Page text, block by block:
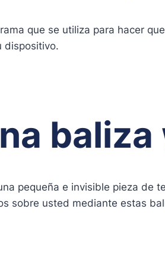
que se utiliza para hacer
dispositivo.
baliza
pequeña e invisible pieza de
sobre usted mediante estas